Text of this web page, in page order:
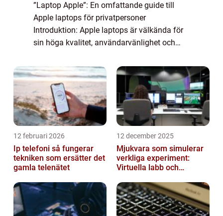
”Laptop Apple”: En omfattande guide till
Apple laptops för privatpersoner
Introduktion: Apple laptops är välkända för
sin höga kvalitet, användarvänlighet och
ge en grundlig översikt över laptopar...
12 februari 2026
Ip telefoni så fungerar
tekniken som ersätter det
gamla telenätet
12 december 2025
Mjukvara som simulerar
verkliga experiment:
Virtuella labb och